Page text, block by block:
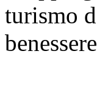
turismo